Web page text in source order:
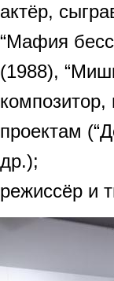
актёр,
“Мафия
(1988),
проектам
др.);
режиссёр и